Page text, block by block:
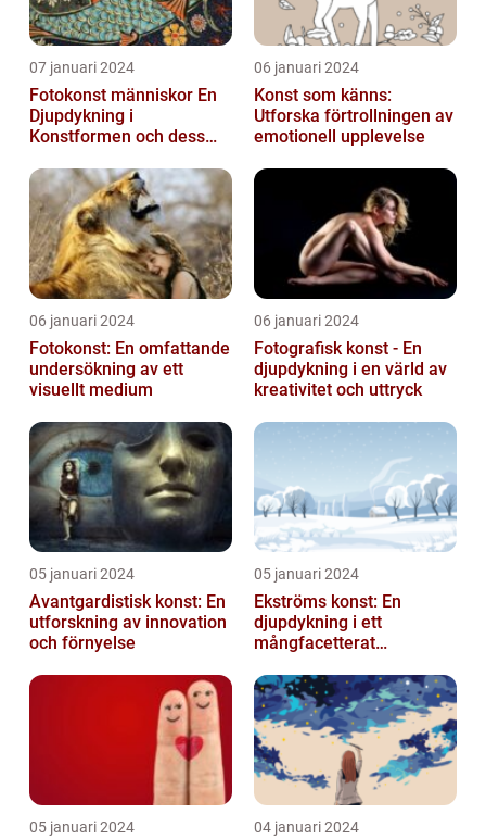
07 januari 2024
Fotokonst människor En
Djupdykning i
Konstformen och dess
06 januari 2024
Konst som känns:
Utforska förtrollningen av
emotionell upplevelse
06 januari 2024
Fotokonst: En omfattande
undersökning av ett
visuellt medium
06 januari 2024
Fotografisk konst - En
djupdykning i en värld av
kreativitet och uttryck
05 januari 2024
Avantgardistisk konst: En
utforskning av innovation
och förnyelse
05 januari 2024
Ekströms konst: En
djupdykning i ett
mångfacetterat
05 januari 2024 04 januari 2024